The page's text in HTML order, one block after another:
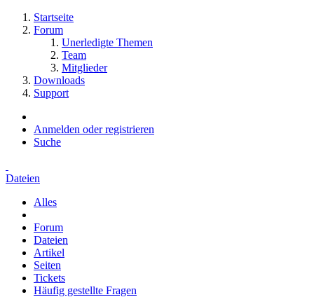
Startseite
Forum
Unerledigte Themen
Team
Mitglieder
Downloads
Support
Anmelden oder registrieren
Suche
Dateien
Alles
Forum
Dateien
Artikel
Seiten
Tickets
Häufig gestellte Fragen